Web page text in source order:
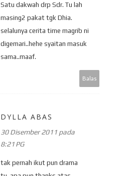
Satu dakwah drp Sdr. Tu lah
masing2 pakat tgk Dhia.
selalunya cerita time magrib ni
digemari..hehe syaitan masuk
sama..maaf.
Balas
DYLLA ABAS
30 Disember 2011 pada
8:21 PG
tak pernah ikut pun drama